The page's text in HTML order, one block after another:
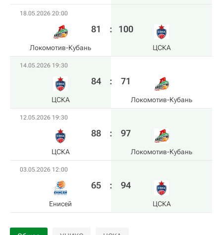
18.05.2026 20:00
Локомотив-Кубань
81 : 100
ЦСКА
14.05.2026 19:30
ЦСКА
84 : 71
Локомотив-Кубань
12.05.2026 19:30
ЦСКА
88 : 97
Локомотив-Кубань
03.05.2026 12:00
Енисей
65 : 94
ЦСКА